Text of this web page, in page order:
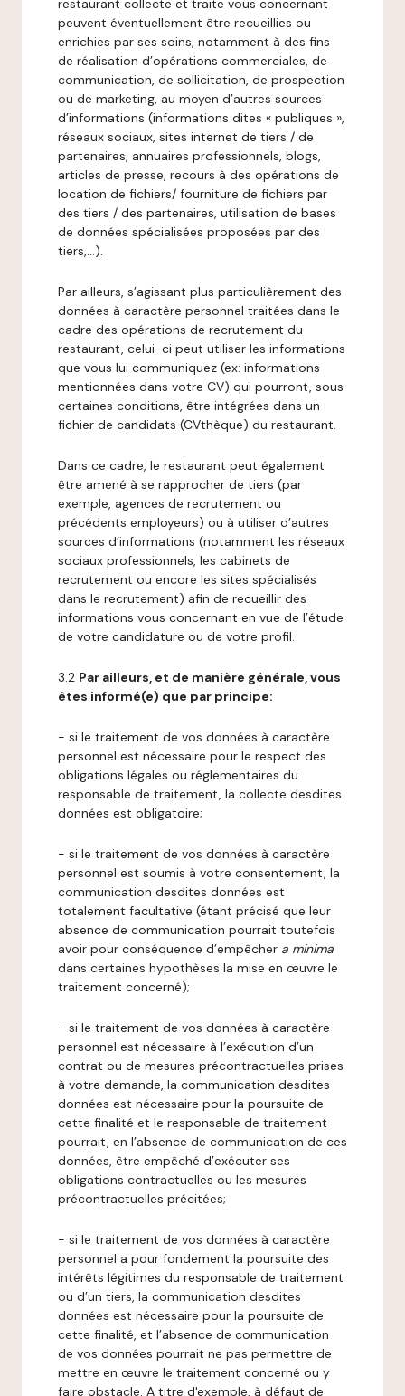
restaurant collecte et traite vous concernant
peuvent éventuellement être recueillies ou
enrichies par ses soins, notamment à des fins
de réalisation d’opérations commerciales, de
communication, de sollicitation, de prospection
ou de marketing, au moyen d’autres sources
d’informations (informations dites « publiques »,
réseaux sociaux, sites internet de tiers / de
partenaires, annuaires professionnels, blogs,
articles de presse, recours à des opérations de
location de fichiers/ fourniture de fichiers par
des tiers / des partenaires, utilisation de bases
de données spécialisées proposées par des
tiers,…).
Par ailleurs, s’agissant plus particulièrement des
données à caractère personnel traitées dans le
cadre des opérations de recrutement du
restaurant, celui-ci peut utiliser les informations
que vous lui communiquez (ex: informations
mentionnées dans votre CV) qui pourront, sous
certaines conditions, être intégrées dans un
fichier de candidats (CVthèque) du restaurant.
Dans ce cadre, le restaurant peut également
être amené à se rapprocher de tiers (par
exemple, agences de recrutement ou
précédents employeurs) ou à utiliser d’autres
sources d’informations (notamment les réseaux
sociaux professionnels, les cabinets de
recrutement ou encore les sites spécialisés
dans le recrutement) afin de recueillir des
informations vous concernant en vue de l’étude
de votre candidature ou de votre profil.
3.2 Par ailleurs, et de manière générale, vous
êtes informé(e) que par principe:
- si le traitement de vos données à caractère
personnel est nécessaire pour le respect des
obligations légales ou réglementaires du
responsable de traitement, la collecte desdites
données est obligatoire;
- si le traitement de vos données à caractère
personnel est soumis à votre consentement, la
communication desdites données est
totalement facultative (étant précisé que leur
absence de communication pourrait toutefois
avoir pour conséquence d’empêcher a minima
dans certaines hypothèses la mise en œuvre le
traitement concerné);
- si le traitement de vos données à caractère
personnel est nécessaire à l’exécution d’un
contrat ou de mesures précontractuelles prises
à votre demande, la communication desdites
données est nécessaire pour la poursuite de
cette finalité et le responsable de traitement
pourrait, en l’absence de communication de ces
données, être empêché d’exécuter ses
obligations contractuelles ou les mesures
précontractuelles précitées;
- si le traitement de vos données à caractère
personnel a pour fondement la poursuite des
intérêts légitimes du responsable de traitement
ou d’un tiers, la communication desdites
données est nécessaire pour la poursuite de
cette finalité, et l’absence de communication
de vos données pourrait ne pas permettre de
mettre en œuvre le traitement concerné ou y
faire obstacle. A titre d'exemple, à défaut de